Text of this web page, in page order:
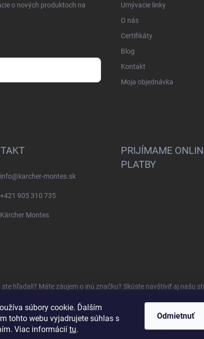
súbory cookie. Ďalším
tohto webu vyjadrujete súhlas s
Viac informácií tu.
Odmietnuť
o nových produktoch na
Umývacie linky
O nás
Certifikáty
Blog
Kontakt
Moja objednávka
info@karcher-montes.sk
+421 905 310 735
Kärcher Montes
PRIJÍMAME
PLATBY
ste hľadali? Máte záujem o inú značku? Skúste navštíviť aj našu